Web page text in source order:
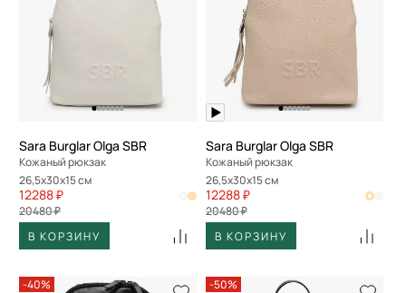
Sara Burglar Olga SBR
Кожаный рюкзак
26,5x30x15 см
12288 ₽
20480 ₽
В КОРЗИНУ
Sara Burglar Olga SBR
Кожаный рюкзак
26,5x30x15 см
12288 ₽
20480 ₽
В КОРЗИНУ
-40% -50%